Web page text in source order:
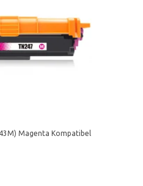
Magenta Kompatibel